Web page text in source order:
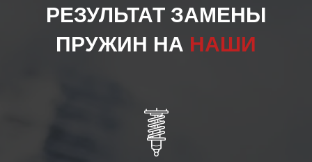
РЕЗУЛЬТАТ ЗАМЕНЫ
ПРУЖИН НА НАШИ